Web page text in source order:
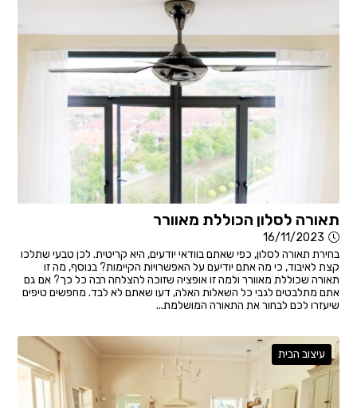
תאורה לסלון הכוללת מאוורר
16/11/2023
בחירת תאורה לסלון, כפי שאתם בוודאי יודעים, היא קריטית. לכן טבעי שתלכו
קצת לאיבוד, כי מה אתם יודיעם על האפשרויות הקיימות? בנוסף, מה זו
תאורה שכוללת מאוורר ולמה זו אופציה שזוכה להצלחה רבה כל כך? אם גם
אתם מתלבטים לגבי כל השאלות האלה, דעו שאתם לא לבד. מחפשים טיפים
שיעזרו לכם לבחור את התאורה המושלמת...
עיצוב הבית